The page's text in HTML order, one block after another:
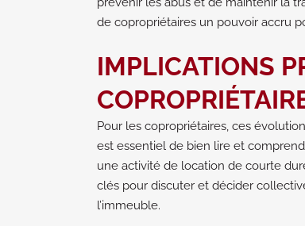
de copropriétaires un pouvoir accru
IMPLICATIONS
Pour les copropriétaires, ces
est essentiel de bien lire et
une activité de location de courte
clés pour discuter et décider
l’immeuble.